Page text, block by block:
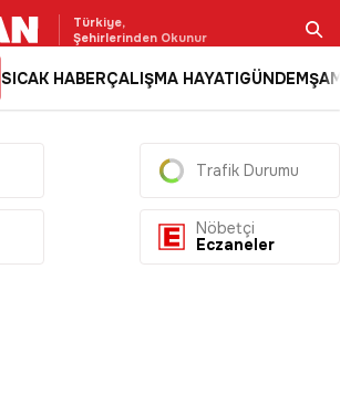
Türkiye,
Şehirlerinden Okunur
SICAK HABERÇALIŞMA HAYATIGÜNDEM
Trafik Durumu
Nöbetçi
Eczaneler